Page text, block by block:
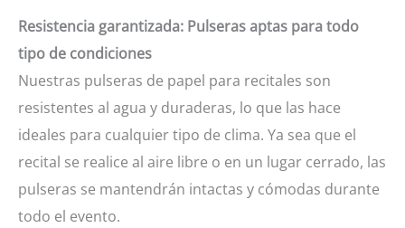
Resistencia garantizada: Pulseras aptas para todo
tipo de condiciones
Nuestras pulseras de papel para recitales son
resistentes al agua y duraderas, lo que las hace
ideales para cualquier tipo de clima. Ya sea que el
recital se realice al aire libre o en un lugar cerrado, las
pulseras se mantendrán intactas y cómodas durante
todo el evento.